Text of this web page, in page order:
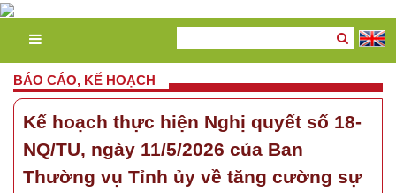
BÁO CÁO, KẾ HOẠCH
Kế hoạch thực hiện Nghị quyết số 18-
NQ/TU, ngày 11/5/2026 của Ban
Thường vụ Tỉnh ủy về tăng cường sự